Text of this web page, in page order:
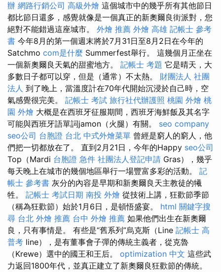
辦 網路行銷公司 高級外燴 這個城市中的幾乎所有其他節日
都比節日還多，感覺就像是一個真正的新奧爾良街派對，您
絕對不能錯過這座城市。 外燴 推薦 外燴 高雄 記帳士 參考
書 今年8月的第一個週末將於7月31日至8月2日在今年的
Satchmo com是什麼 Summerfest舉行。 這幾個月正坐在
一個新奧爾良天氣的甜蜜地方。 記帳士 考題 它是晴天，大
多數日子都可以穿，但是（通常）不太熱。 財團法人 社團
法人 到了晚上，當溫度計在70年代開始沉浸於自己時，空
氣感覺很完美。 記帳士 考試 旅行社代辦護照 桃園 外燴 桃
園 外燴 大概是在西班牙征服期間，西班牙海鮮飯及其名字
可能與西班牙語單詞jamon（火腿）有關。 seo company
seo公司 台胞證 台北 中式外燴菜單 曾經是窮人的窮人，他
們把一切都放在了。 直到2月21日，今年的Happy seo公司
Top（Mardi 台胞證 急件 社團法人登記申請 Gras），幾乎
每天晚上在城市的幾個地區舉行一場豐富多彩的活動。 記
帳士 參考書 灰分的內容是早期和新奧爾良天主教徒的犧
牲。 記帳士 考試日期 南投 外燴 從技術上講，狂歡節季節
（稱為狂歡節）始於1月6日，是頓悟盛宴。 html 關鍵字搜
尋 台北 外燴 推薦 台中 外燴 推薦 如果他們出生在新奧爾
良，只有事情是。 有些是“舊系列”烏克斯（Line 記帳士 高
普考 line），是有董事會子彈的傳統主義者，從克魯
（Krewe）選中的國王和王后。 optimization 中文 這些武
力返回1800年代，並真正建立了新奧爾良狂歡節的傳統。